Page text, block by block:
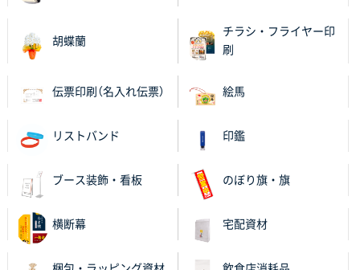
2025年11月25日 16:41
前回同様、安心できるから
uni ジェットストリーム 05300枚
何度か注文していて、満足していたから
胡蝶蘭
チラシ・フライヤー印
刷
伝票印刷（名入れ伝票） 絵馬
リストバンド 印鑑
ブース装飾・看板 のぼり旗・旗
横断幕 宅配資材